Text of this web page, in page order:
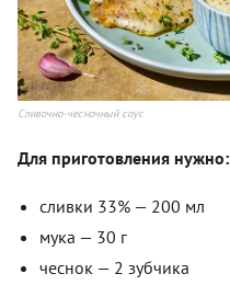
Сливочно-чесночный соус
Для приготовления нужно:
сливки 33% — 200 мл
мука — 30 г
чеснок — 2 зубчика